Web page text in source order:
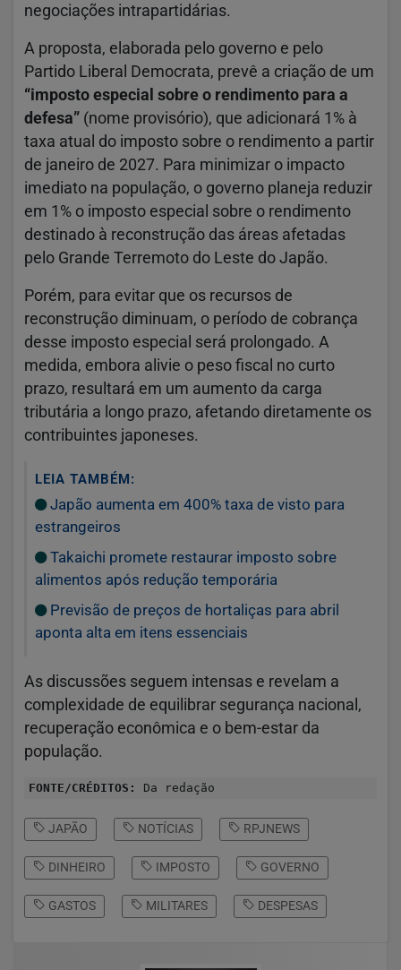
negociações intrapartidárias.
A proposta, elaborada pelo governo e pelo
Partido Liberal Democrata, prevê a criação de um
“imposto especial sobre o rendimento para a
defesa” (nome provisório), que adicionará 1% à
taxa atual do imposto sobre o rendimento a partir
de janeiro de 2027. Para minimizar o impacto
imediato na população, o governo planeja reduzir
em 1% o imposto especial sobre o rendimento
destinado à reconstrução das áreas afetadas
pelo Grande Terremoto do Leste do Japão.
Porém, para evitar que os recursos de
reconstrução diminuam, o período de cobrança
desse imposto especial será prolongado. A
medida, embora alivie o peso fiscal no curto
prazo, resultará em um aumento da carga
tributária a longo prazo, afetando diretamente os
contribuintes japoneses.
LEIA TAMBÉM:
Japão aumenta em 400% taxa de visto para
estrangeiros
Takaichi promete restaurar imposto sobre
alimentos após redução temporária
Previsão de preços de hortaliças para abril
aponta alta em itens essenciais
As discussões seguem intensas e revelam a
complexidade de equilibrar segurança nacional,
recuperação econômica e o bem-estar da
população.
FONTE/CRÉDITOS: Da redação
JAPÃO NOTÍCIAS RPJNEWS
DINHEIRO IMPOSTO GOVERNO
GASTOS MILITARES DESPESAS